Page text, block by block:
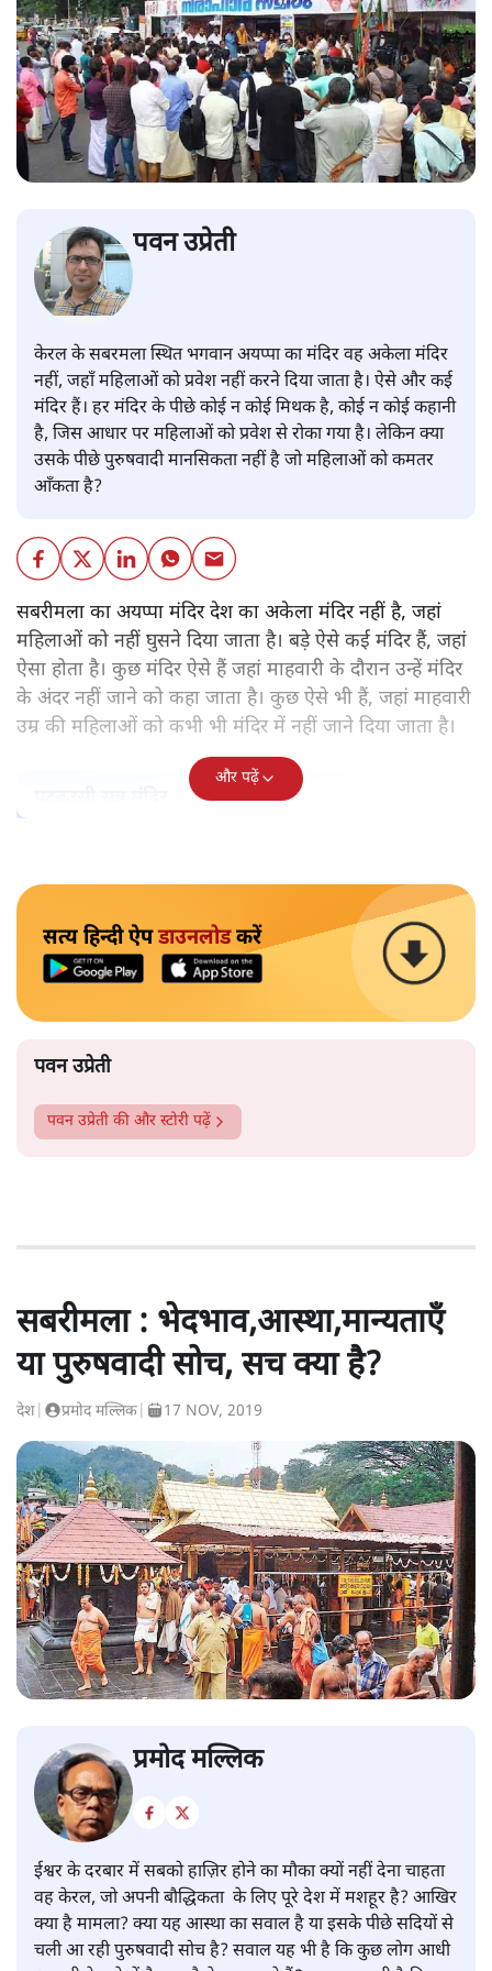
पवन उप्रेती
केरल के सबरमला स्थित भगवान अयप्पा का मंदिर वह अकेला मंदिर
नहीं, जहाँ महिलाओं को प्रवेश नहीं करने दिया जाता है। ऐसे और कई
मंदिर हैं। हर मंदिर के पीछे कोई न कोई मिथक है, कोई न कोई कहानी
है, जिस आधार पर महिलाओं को प्रवेश से रोका गया है। लेकिन क्या
उसके पीछे पुरुषवादी मानसिकता नहीं है जो महिलाओं को कमतर
आँकता है?
सबरीमला का अयप्पा मंदिर देश का अकेला मंदिर नहीं है, जहां
महिलाओं को नहीं घुसने दिया जाता है। बड़े ऐसे कई मंदिर हैं, जहां
ऐसा होता है। कुछ मंदिर ऐसे हैं जहां माहवारी के दौरान उन्हें मंदिर
के अंदर नहीं जाने को कहा जाता है। कुछ ऐसे भी हैं, जहां माहवारी
उम्र की महिलाओं को कभी भी मंदिर में नहीं जाने दिया जाता है।
और पढ़ें
सत्य हिन्दी ऐपडाउनलोडकरें
पवन उप्रेती
पवन उप्रेती की और स्टोरी पढ़ें
सबरीमला : भेदभाव,आस्था,मान्यताएँ
या पुरुषवादी सोच, सच क्या है?
देश प्रमोद मल्लिक 17 NOV, 2019
प्रमोद मल्लिक
ईश्वर के दरबार में सबको हाज़िर होने का मौका क्यों नहीं देना चाहता
वह केरल, जो अपनी बौद्धिकता के लिए पूरे देश में मशहूर है? आखिर
क्या है मामला? क्या यह आस्था का सवाल है या इसके पीछे सदियों से
चली आ रही पुरुषवादी सोच है? सवाल यह भी है कि कुछ लोग आधी